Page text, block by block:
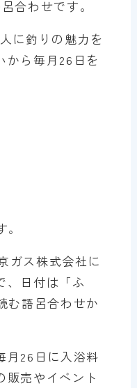
合わせです。
に釣りの魅力を
から毎月26日を
。
ガス株式会社に
、日付は「ふ
む語呂合わせか
月26日に入浴料
販売やイベント